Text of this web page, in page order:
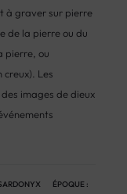
à graver sur pierre
de la pierre ou du
pierre, ou
creux). Les
images de dieux
ÉPOQUE :